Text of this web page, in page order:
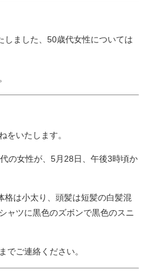
しました、50歳代女性については
をいたします。
の女性が、5月28日、午後3時頃か
格は小太り、頭髪は短髪の白髪混
ャツに黒色のズボンで黒色のスニ
でご連絡ください。